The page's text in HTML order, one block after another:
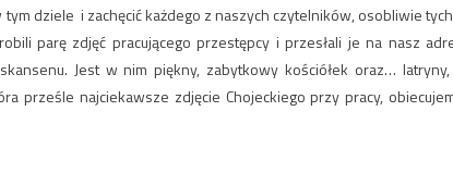
dziele i zachęcić każdego z naszych czytelników, osobliwie
parę zdjęć pracującego przestępcy i przesłali je na nasz
Jest w nim piękny, zabytkowy kościółek oraz…
prześle najciekawsze zdjęcie Chojeckiego przy pracy,